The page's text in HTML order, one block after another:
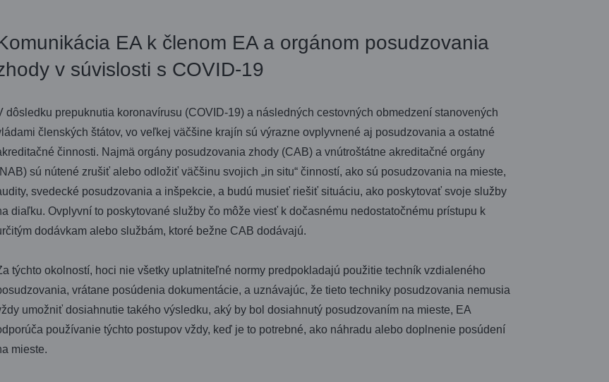
EA k členom EA a orgánom posudzovania
v súvislosti s COVID-19
dôsledku prepuknutia koronavírusu (COVID-19) a následných cestovných obmedzení stanovených
členských štátov, vo veľkej väčšine krajín sú výrazne ovplyvnené aj posudzovania a ostatné
činnosti. Najmä orgány posudzovania zhody (CAB) a vnútroštátne akreditačné orgány
sú nútené zrušiť alebo odložiť väčšinu svojich „in situ“ činností, ako sú posudzovania na mieste,
svedecké posudzovania a inšpekcie, a budú musieť riešiť situáciu, ako poskytovať svoje služby
diaľku. Ovplyvní to poskytované služby čo môže viesť k dočasnému nedostatočnému prístupu k
dodávkam alebo službám, ktoré bežne CAB dodávajú.
týchto okolností, hoci nie všetky uplatniteľné normy predpokladajú použitie techník vzdialeného
vrátane posúdenia dokumentácie, a uznávajúc, že tieto techniky posudzovania nemusia
umožniť dosiahnutie takého výsledku, aký by bol dosiahnutý posudzovaním na mieste, EA
používanie týchto postupov vždy, keď je to potrebné, ako náhradu alebo doplnenie posúdení
mieste.